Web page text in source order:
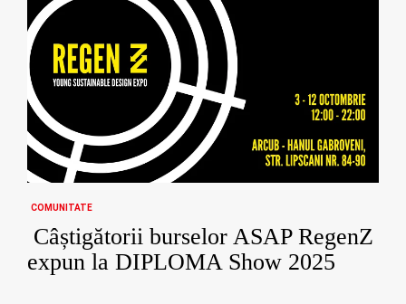
COMUNITATE
Câștigătorii burselor ASAP RegenZ
expun la DIPLOMA Show 2025